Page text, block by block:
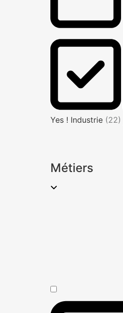
Yes ! Industrie (22)
Métiers